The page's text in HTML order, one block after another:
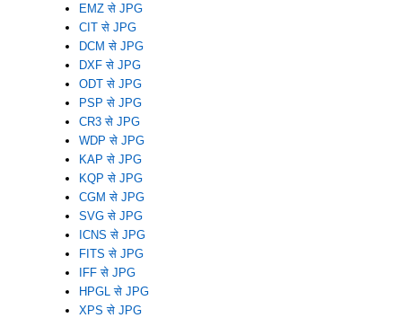
EMZ से JPG
CIT से JPG
DCM से JPG
DXF से JPG
ODT से JPG
PSP से JPG
CR3 से JPG
WDP से JPG
KAP से JPG
KQP से JPG
CGM से JPG
SVG से JPG
ICNS से JPG
FITS से JPG
IFF से JPG
HPGL से JPG
XPS से JPG